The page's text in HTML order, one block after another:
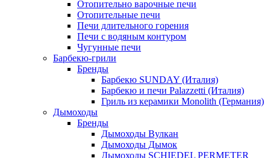
Отопительно варочные печи
Отопительные печи
Печи длительного горения
Печи с водяным контуром
Чугунные печи
Барбекю-грили
Бренды
Барбекю SUNDAY (Италия)
Барбекю и печи Palazzetti (Италия)
Гриль из керамики Monolith (Германия)
Дымоходы
Бренды
Дымоходы Вулкан
Дымоходы Дымок
Дымоходы SCHIEDEL PERMETER